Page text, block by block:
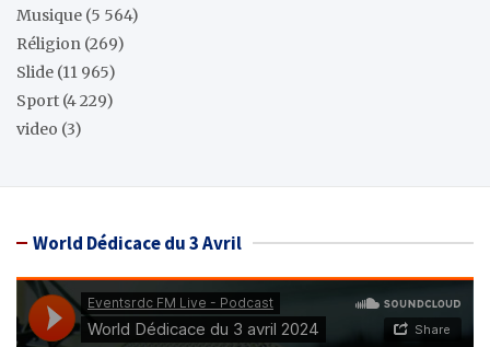
Musique (5 564)
Réligion (269)
Slide (11 965)
Sport (4 229)
video (3)
World Dédicace du 3 Avril